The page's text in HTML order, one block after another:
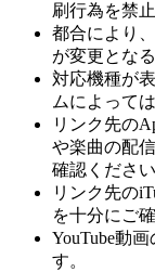
刷行為を禁
都合により
が変更とな
対応機種が
ムによって
リンク先の
や楽曲の配
確認ください
リンク先の
を十分にご
YouTube動
す。